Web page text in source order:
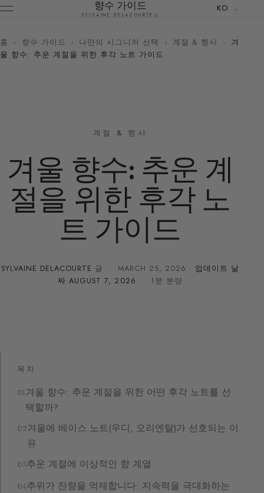
향수 가이드
SYLVAINE DELACOURTE의
KO
홈 › 향수 가이드 › 나만의 시그니처 선택 › 계절 & 행사 ›
겨
울 향수: 추운 계절을 위한 후각 노트 가이드
계절 & 행사
겨울 향수: 추운 계
절을 위한 후각 노
트 가이드
SYLVAINE DELACOURTE 글 · MARCH 25, 2026 · 업데이트 날
짜AUGUST 7, 2026 · 1분 분량
목차
겨울 향수: 추운 계절을 위한 어떤 후각 노트를 선
택할까?
겨울에 베이스 노트(우디, 오리엔탈)가 선호되는 이
유
추운 계절에 이상적인 향 계열
추위가 잔향을 억제합니다: 지속력을 극대화하는